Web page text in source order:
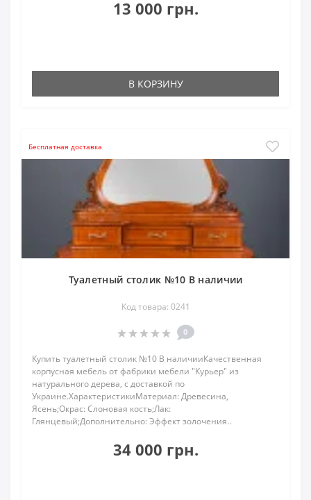
13 000 грн.
В КОРЗИНУ
Бесплатная доставка
Туалетный столик №10 В наличии
Код товара: 0241
0
Купить туалетный столик №10 В наличииКачественная
корпусная мебель от фабрики мебели "Курьер" из
натурального дерева, с доставкой по
Украине.ХарактеристикиМатериал: Древесина,
Ясень;Окрас: Слоновая кость;Лак:
Глянцевый;Дополнительно: Эффект золочения..
34 000 грн.